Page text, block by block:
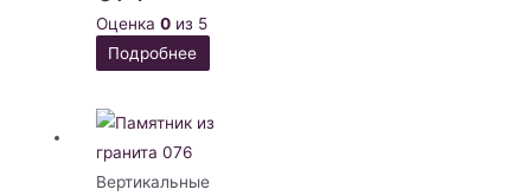
Оценка0 из 5
Подробнее
Вертикальные